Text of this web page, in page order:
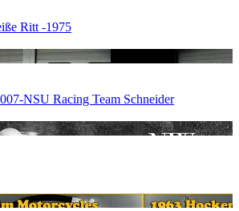
Ritt -1975
NSU Racing Team Schneider